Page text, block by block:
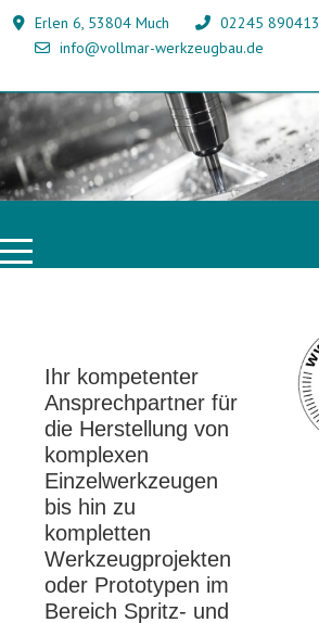
Erlen 6, 53804 Much
02245 890413
info@vollmar-werkzeugbau.de
Ihr kompetenter
Ansprechpartner für
die Herstellung von
komplexen
Einzelwerkzeugen
bis hin zu
kompletten
Werkzeugprojekten
oder Prototypen im
Bereich Spritz- und